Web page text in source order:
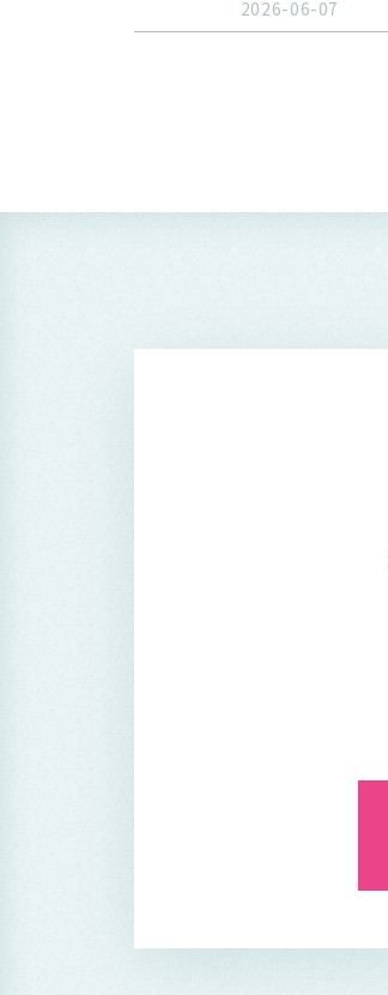
2026-06-07